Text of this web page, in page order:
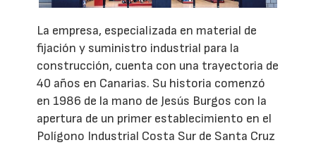
La empresa, especializada en material de
fijación y suministro industrial para la
construcción, cuenta con una trayectoria de
40 años en Canarias. Su historia comenzó
en 1986 de la mano de Jesús Burgos con la
apertura de un primer establecimiento en el
Polígono Industrial Costa Sur de Santa Cruz